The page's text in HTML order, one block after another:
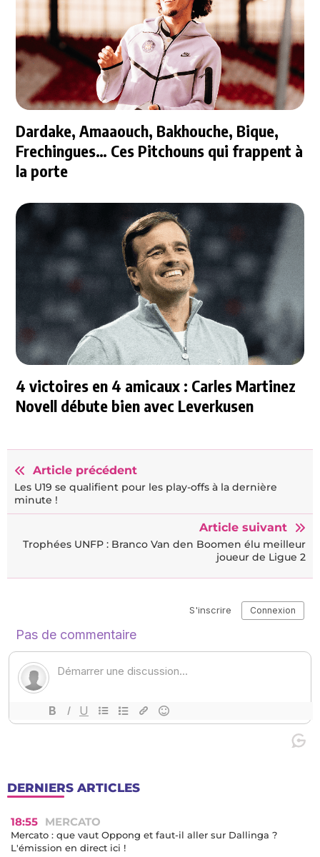
Dardake, Amaaouch, Bakhouche, Bique,
Frechingues… Ces Pitchouns qui frappent à
la porte
4 victoires en 4 amicaux : Carles Martinez
Novell débute bien avec Leverkusen
Article précédent
Les U19 se qualifient pour les play-offs à la dernière
minute !
Article suivant
Trophées UNFP : Branco Van den Boomen élu meilleur
joueur de Ligue 2
DERNIERS ARTICLES
18:55 MERCATO
Mercato : que vaut Oppong et faut-il aller sur Dallinga ?
L'émission en direct ici !